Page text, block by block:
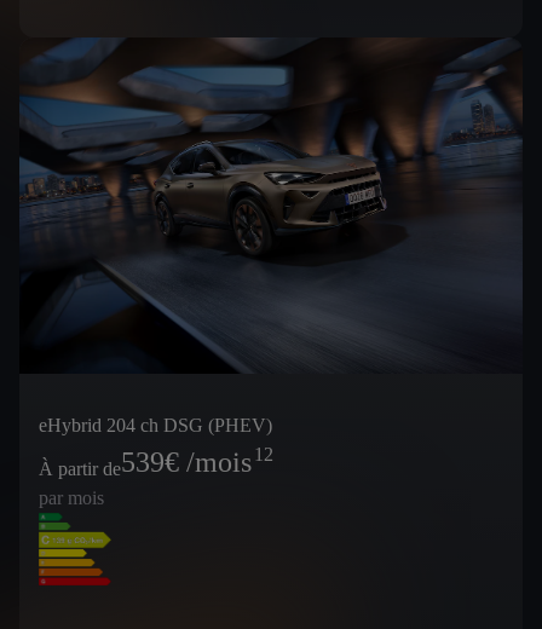
eHybrid 204 ch DSG (PHEV)
À partir de539€ /mois12
par mois